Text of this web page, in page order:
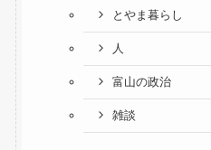
とやま暮らし
人
富山の政治
雑談